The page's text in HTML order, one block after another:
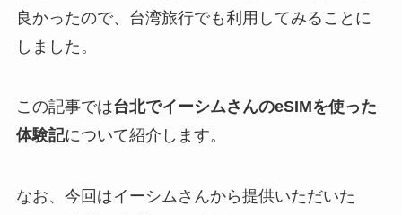
良かったので、台湾旅行でも利用してみることに
しました。
この記事では台北でイーシムさんのeSIMを使った
体験記について紹介します。
なお、今回はイーシムさんから提供いただいた